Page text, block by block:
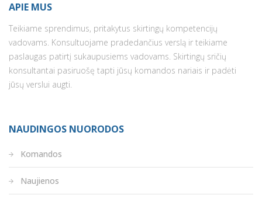
APIE MUS
Teikiame sprendimus, pritakytus skirtingų kompetencijų
vadovams. Konsultuojame pradedančius verslą ir teikiame
paslaugas patirtį sukaupusiems vadovams. Skirtingų sričių
konsultantai pasiruošę tapti jūsų komandos nariais ir padėti
jūsų verslui augti.
NAUDINGOS NUORODOS
Komandos
Naujienos